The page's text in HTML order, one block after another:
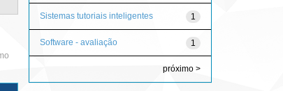
1
Sistemas tutoriais inteligentes
1
Software - avaliação
próximo >